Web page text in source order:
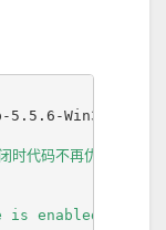
5.5.6-Win32-
代码不再优化.
is enabled for